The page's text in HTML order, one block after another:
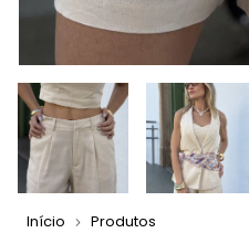
Início Produtos